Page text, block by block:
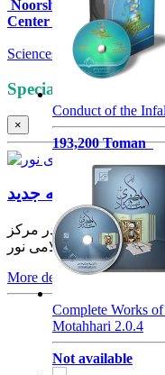
Conduct of the
193,200 Toman
Complete Works
Motahhari 2.0.4
Not available
Noorshop Website is
Center and has internal
All rights reserved by
Sciences
Special discount +
×
نور-نسخه جدید
تولید شده در مرکز
علوم اسلامی نور
More details
Redirected by noorshop